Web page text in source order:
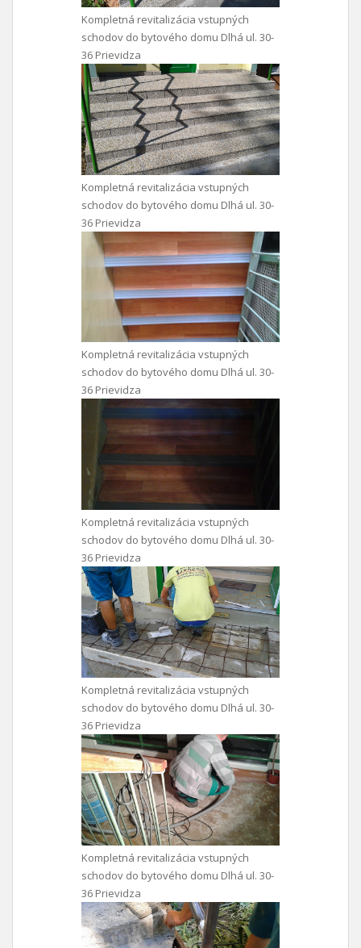
Kompletná revitalizácia vstupných
schodov do bytového domu Dlhá ul. 30-
36 Prievidza
Kompletná revitalizácia vstupných
schodov do bytového domu Dlhá ul. 30-
36 Prievidza
Kompletná revitalizácia vstupných
schodov do bytového domu Dlhá ul. 30-
36 Prievidza
Kompletná revitalizácia vstupných
schodov do bytového domu Dlhá ul. 30-
36 Prievidza
Kompletná revitalizácia vstupných
schodov do bytového domu Dlhá ul. 30-
36 Prievidza
Kompletná revitalizácia vstupných
schodov do bytového domu Dlhá ul. 30-
36 Prievidza